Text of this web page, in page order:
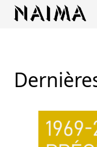
Panneau de gestion